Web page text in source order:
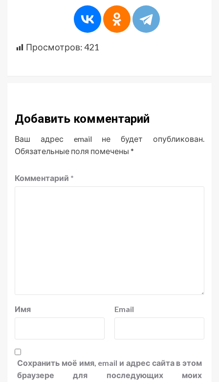
Просмотров:421
Добавить комментарий
Ваш адрес email не будет опубликован.
Обязательные поля помечены *
Комментарий *
Имя Email
Сохранить моё имя, email и адрес сайта в этом
браузере для последующих моих